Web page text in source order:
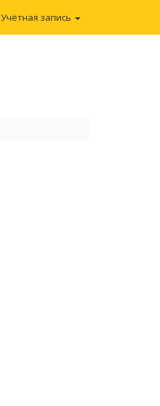
Учётная запись